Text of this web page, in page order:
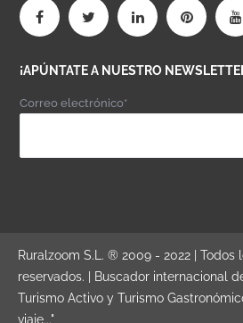
¡APÚNTATE A NUESTRO
Correo electrónico*
Ruralzoom S.L. ® 2009 - 2022 | Todos
reservados. | Buscador internacional
Turismo Activo y Turismo
viaje..."